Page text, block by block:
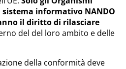
informativo NANDO
il diritto di rilasciare
del del loro ambito e delle
della conformità deve